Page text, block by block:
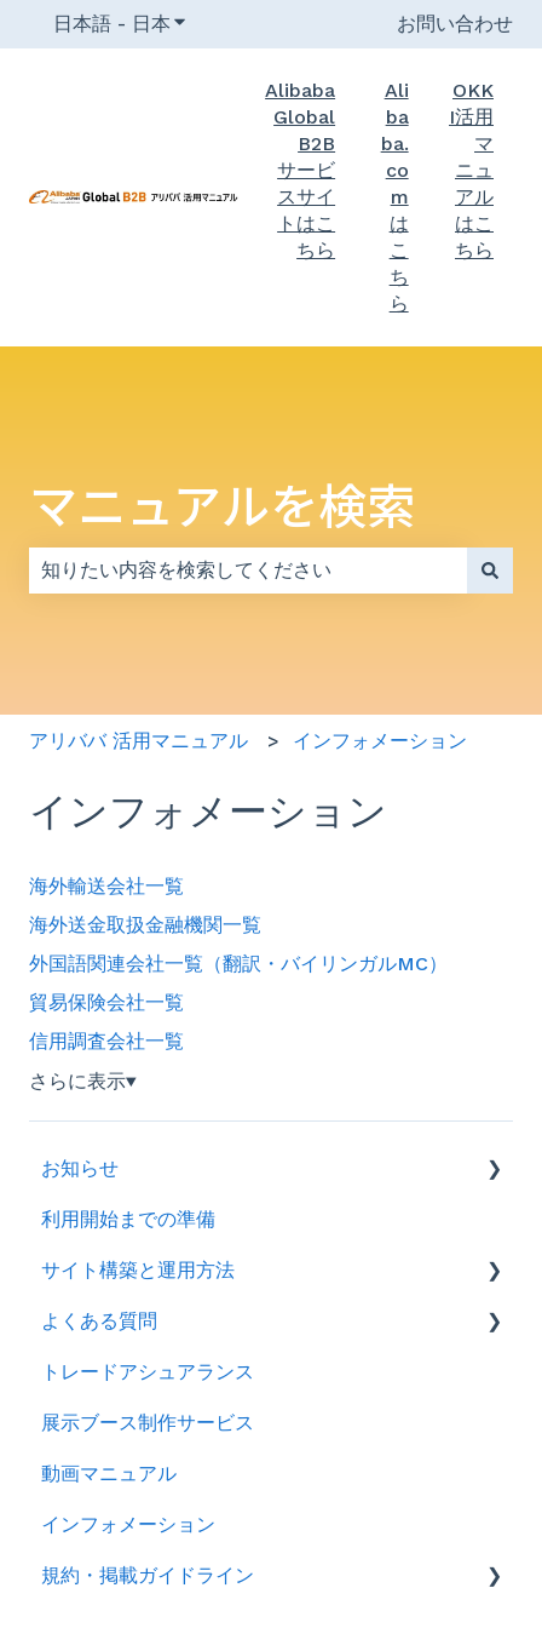
日本語 - 日本 翻訳のサブメニューを表示お問い合わせ
Alibaba
Global
B2B
サービ
スサイ
トはこ
ちら
Ali
ba
ba.
co
m
は
こ
ち
ら
OKK
I活用
マ
ニュ
アル
はこ
ちら
マニュアルを検索
アリババ 活用マニュアル インフォメーション
インフォメーション
海外輸送会社一覧
海外送金取扱金融機関一覧
外国語関連会社一覧（翻訳・バイリンガルMC）
貿易保険会社一覧
信用調査会社一覧
さらに表示▼
お知らせ
2026年
2025年
2024年
利用開始までの準備
サイト構築と運用方法
会社情報を登録する
製品ページ登録の準備をする
製品ページを登録する
バイヤーからのメッセージに返信する
RFQを使ってバイヤーに売り込む
キーワード広告を利用する
よくある質問
ログイン
アカウント
製品情報
メッセージ
RFQ
トレードアシュアランス
展示ブース制作サービス
動画マニュアル
インフォメーション
規約・掲載ガイドライン